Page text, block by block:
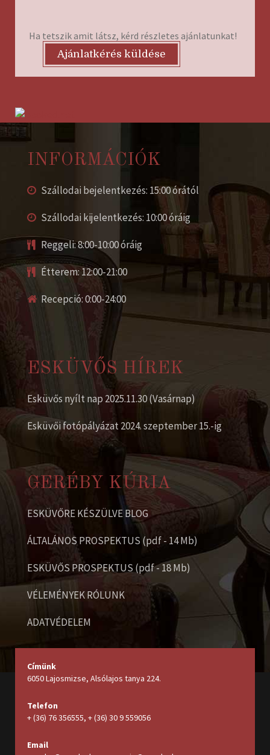
Ha tetszik amit látsz, kérd részletes ajánlatunkat!
Ajánlatkérés küldése
INFORMÁCIÓK
Szállodai bejelentkezés: 15:00 órától
Szállodai kijelentkezés: 10:00 óráig
Reggeli: 8:00-10:00 óráig
Étterem: 12:00-21:00
Recepció: 0:00-24:00
ESKÜVŐS HÍREK
Esküvős nyílt nap 2025.11.30 (Vasárnap)
Esküvői fotópályázat 2024. szeptember 15.-ig
GERÉBY KÚRIA
ESKÜVŐRE KÉSZÜLVE BLOG
ÁLTALÁNOS PROSPEKTUS (pdf - 14 Mb)
ESKÜVŐS PROSPEKTUS (pdf - 18 Mb)
VÉLEMÉNYEK RÓLUNK
ADATVÉDELEM
Címünk
6050 Lajosmizse, Alsólajos tanya 224.
Telefon
+ (36) 76 356555, + (36) 30 9 559056
Email